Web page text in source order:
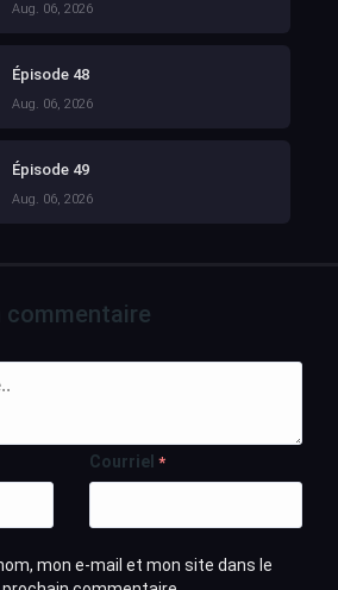
Aug. 06, 2026
Épisode 48
Aug. 06, 2026
Épisode 49
Aug. 06, 2026
commentaire
Courriel *
mon e-mail et mon site dans le